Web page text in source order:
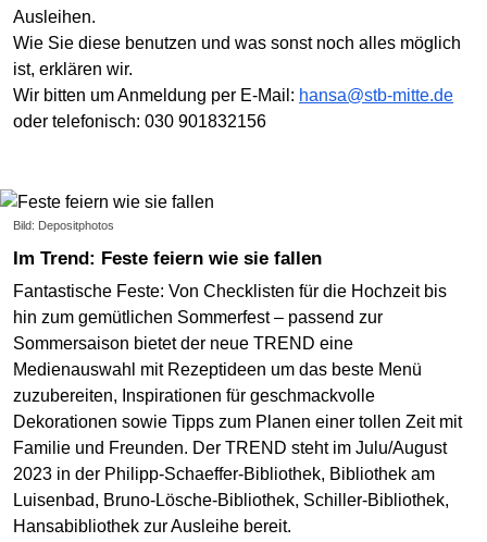
Ausleihen.
Wie Sie diese benutzen und was sonst noch alles möglich
ist, erklären wir.
Wir bitten um Anmeldung per E-Mail: hansa@stb-mitte.de
oder telefonisch: 030 901832156
Bild: Depositphotos
Im Trend: Feste feiern wie sie fallen
Fantastische Feste: Von Checklisten für die Hochzeit bis
hin zum gemütlichen Sommerfest – passend zur
Sommersaison bietet der neue TREND eine
Medienauswahl mit Rezeptideen um das beste Menü
zuzubereiten, Inspirationen für geschmackvolle
Dekorationen sowie Tipps zum Planen einer tollen Zeit mit
Familie und Freunden. Der TREND steht im Julu/August
2023 in der Philipp-Schaeffer-Bibliothek, Bibliothek am
Luisenbad, Bruno-Lösche-Bibliothek, Schiller-Bibliothek,
Hansabibliothek zur Ausleihe bereit.